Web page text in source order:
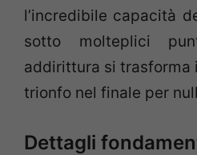
l’incredibile capacità
sotto molteplici
addirittura si trasforma
trionfo nel finale per
Dettagli